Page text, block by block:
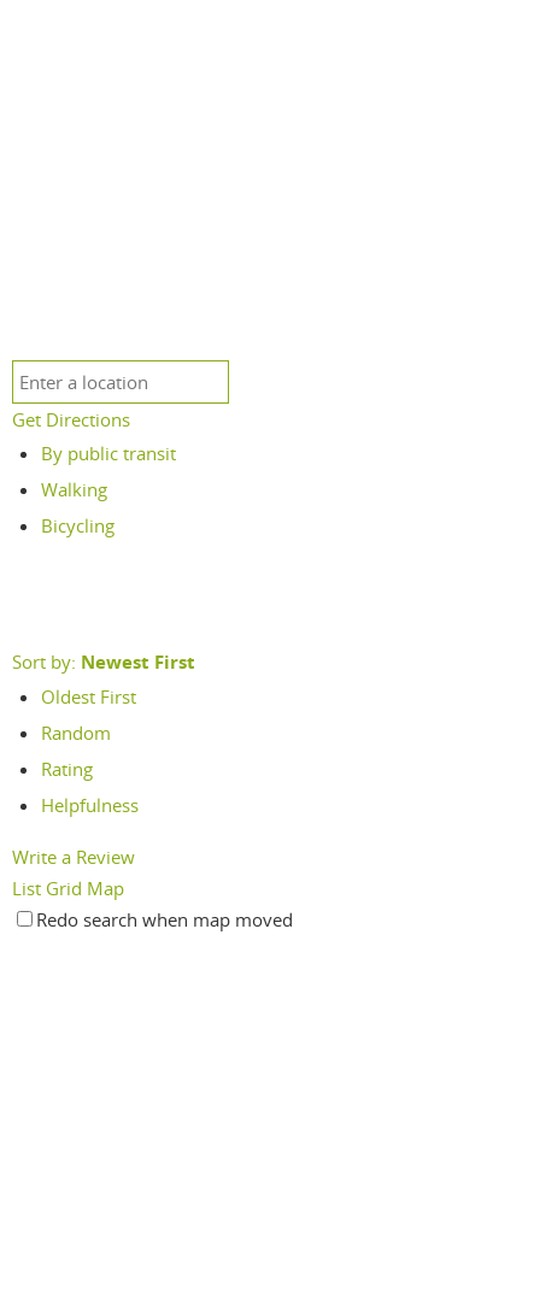
Get Directions
By public transit
Walking
Bicycling
Sort by: Newest First
Oldest First
Random
Rating
Helpfulness
Write a Review
List Grid Map
Redo search when map moved